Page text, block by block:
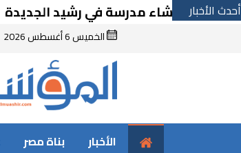
أحدث الأخبار
بإنشاء مدرسة في رشيد الجديدة
الخميس 6 أغسطس 2026
الأخبار بناة مصر